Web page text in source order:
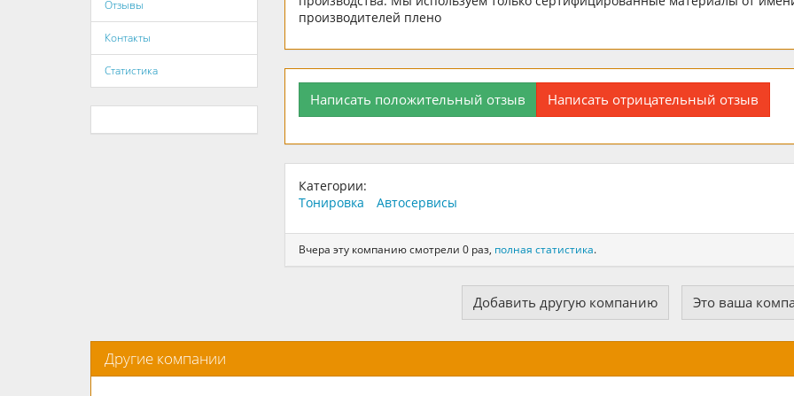
Отзывы
Контакты
Статистика
производителей плено
Написать положительный отзыв Написать отрицательный отзыв
Категории:
Тонировка
Автосервисы
Вчера эту компанию смотрели 0 раз, полная статистика.
Добавить другую компанию Это ваша
Другие компании